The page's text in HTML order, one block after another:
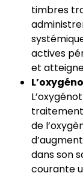
timbres
actives
et
de
dans son
courante